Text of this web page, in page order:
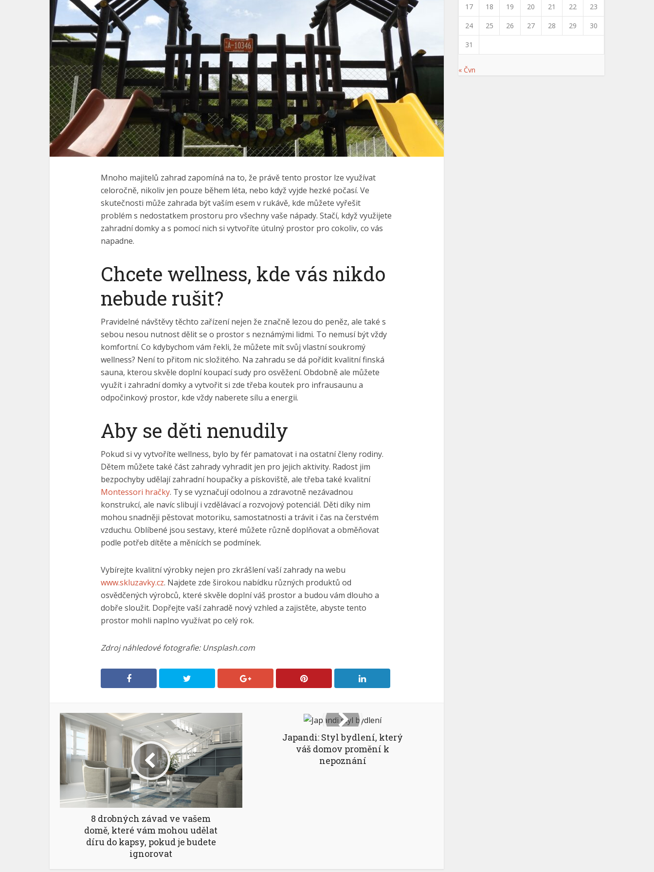
Mnoho majitelů zahrad zapomíná na to, že právě tento prostor lze využívat
celoročně, nikoliv jen pouze během léta, nebo když vyjde hezké počasí. Ve
skutečnosti může zahrada být vaším esem v rukávě, kde můžete vyřešit
problém s nedostatkem prostoru pro všechny vaše nápady. Stačí, když využijete
zahradní domky a s pomocí nich si vytvoříte útulný prostor pro cokoliv, co vás
napadne.
Chcete wellness, kde vás nikdo
nebude rušit?
Pravidelné návštěvy těchto zařízení nejen že značně lezou do peněz, ale také s
sebou nesou nutnost dělit se o prostor s neznámými lidmi. To nemusí být vždy
komfortní. Co kdybychom vám řekli, že můžete mít svůj vlastní soukromý
wellness? Není to přitom nic složitého. Na zahradu se dá pořídit kvalitní finská
sauna, kterou skvěle doplní koupací sudy pro osvěžení. Obdobně ale můžete
využít i zahradní domky a vytvořit si zde třeba koutek pro infrausaunu a
odpočinkový prostor, kde vždy naberete sílu a energii.
Aby se děti nenudily
Pokud si vy vytvoříte wellness, bylo by fér pamatovat i na ostatní členy rodiny.
Dětem můžete také část zahrady vyhradit jen pro jejich aktivity. Radost jim
bezpochyby udělají zahradní houpačky a pískoviště, ale třeba také kvalitní
Montessori hračky. Ty se vyznačují odolnou a zdravotně nezávadnou
konstrukcí, ale navíc slibují i vzdělávací a rozvojový potenciál. Děti díky nim
mohou snadněji pěstovat motoriku, samostatnosti a trávit i čas na čerstvém
vzduchu. Oblíbené jsou sestavy, které můžete různě doplňovat a obměňovat
podle potřeb dítěte a měnících se podmínek.
Vybírejte kvalitní výrobky nejen pro zkrášlení vaší zahrady na webu
www.skluzavky.cz. Najdete zde širokou nabídku různých produktů od
osvědčených výrobců, které skvěle doplní váš prostor a budou vám dlouho a
dobře sloužit. Dopřejte vaší zahradě nový vzhled a zajistěte, abyste tento
prostor mohli naplno využívat po celý rok.
Zdroj náhledové fotografie: Unsplash.com
8 drobných závad ve vašem
domě, které vám mohou udělat
díru do kapsy, pokud je budete
ignorovat
Japandi: Styl bydlení, který
váš domov promění k
nepoznání
17 18 19 20 21 22 23
24 25 26 27 28 29 30
31
« Čvn